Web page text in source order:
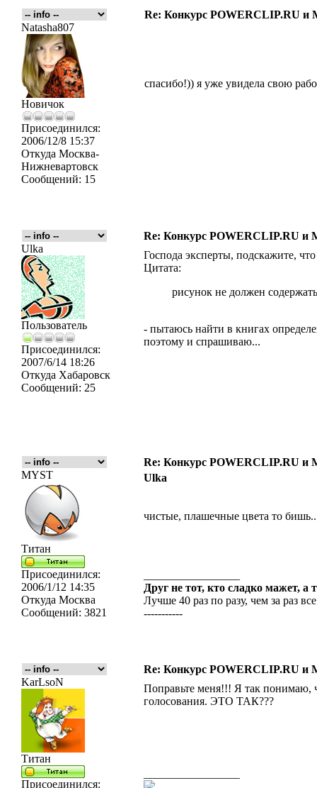
Re: Конкурс POWERCLIP.RU и
Natasha807
Новичок
Присоединился:
2006/12/8 15:37
Откуда Москва-
Нижневартовск
Сообщений: 15
спасибо!)) я уже увидела свою
Re: Конкурс POWERCLIP.RU и
Ulka
Пользователь
Присоединился:
2007/6/14 18:26
Откуда Хабаровск
Сообщений: 25
Господа эксперты, подскажите,
Цитата:
рисунок не должен
- пытаюсь найти в книгах
поэтому и спрашиваю...
Re: Конкурс POWERCLIP.RU и
MYST
Титан
Присоединился:
2006/1/12 14:35
Откуда Москва
Сообщений: 3821
Ulka
чистые, плашечные цвета то
Друг не тот, кто сладко мажет, а
Лучше 40 раз по разу, чем за раз
-----------
Re: Конкурс POWERCLIP.RU и
KarLsoN
Титан
Присоединился:
Поправьте меня!!! Я так понимаю,
голосования. ЭТО ТАК???